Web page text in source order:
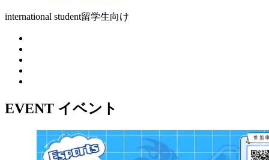
international student留学生向け
EVENT イベント